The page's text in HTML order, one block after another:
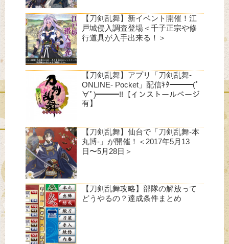
【刀剣乱舞】新イベント開催！江
戸城侵入調査登場＜千子正宗や修
行道具が入手出来る！＞
【刀剣乱舞】アプリ「刀剣乱舞-
ONLINE- Pocket」配信ｷﾀ━━━(ﾟ
∀ﾟ)━━━!!【インストールページ
有】
【刀剣乱舞】仙台で「刀剣乱舞-本
丸博-」が開催！＜2017年5月13
日〜5月28日＞
【刀剣乱舞攻略】部隊の解放って
どうやるの？達成条件まとめ